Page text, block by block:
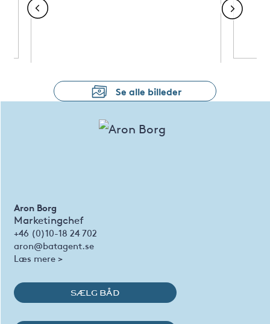
Se alle billeder
Aron Borg
Marketingchef
+46 (0)10-18 24 702
aron@batagent.se
Læs mere >
SÆLG BÅD